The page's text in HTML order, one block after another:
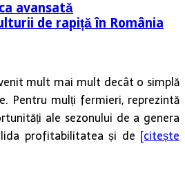
avansată
de rapiță în România
mult mai mult decât o simplă
Pentru mulți fermieri, reprezintă
ale sezonului de a genera
profitabilitatea și de [citește